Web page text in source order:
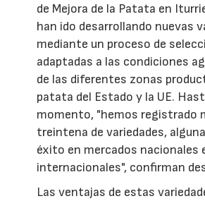
de Mejora de la Patata en
han ido desarrollando nuevas
mediante un proceso de
adaptadas a las condiciones
de las diferentes zonas
patata del Estado y la UE.
momento, "hemos registrado
treintena de variedades,
éxito en mercados nacionales
internacionales", confirman
Las ventajas de estas